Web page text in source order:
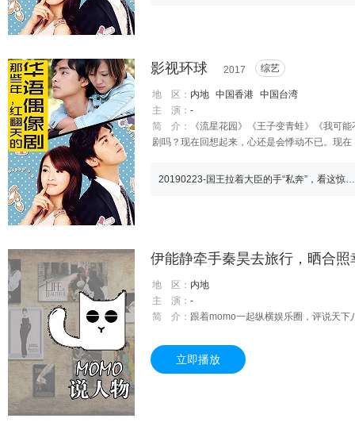
影视环球 2017 综艺
地 区： 内地 中国香港 中国台湾
主 演： -
简 介：
《流星花园》《王子变青蛙》《我可
剧吗？现在回想起来，心还是会悸动不已。现
20190223-国王拉着大臣的手“私奔”，看这惊恐的小表情，难以置信
地 区： 内地
主 演： -
简 介： 跟着momo一起纵横娱乐圈，评说天下
立即播放